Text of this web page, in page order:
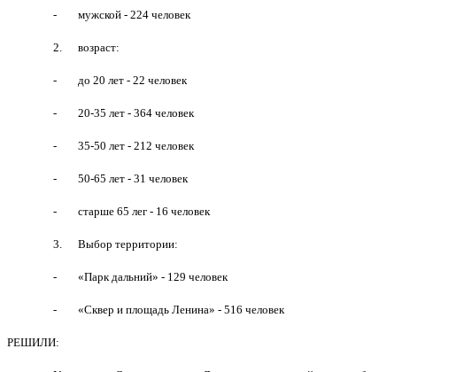
- мужской - 224 человек
2. возраст:
- до 20 лет - 22 человек
- 20-35 лет - 364 человек
- 35-50 лет - 212 человек
- 50-65 лет - 31 человек
- старше 65 лег - 16 человек
3. Выбор территории:
- «Парк дальний» - 129 человек
- «Сквер и площадь Ленина» - 516 человек
РЕШИЛИ: